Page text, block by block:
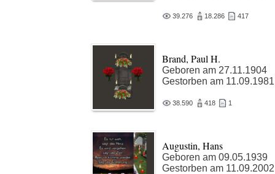
39.276 18.286 417
Brand, Paul H.
Geboren am 27.11.1904
Gestorben am 11.09.1981
38.590 418 1
Augustin, Hans
Geboren am 09.05.1939
Gestorben am 11.09.2002